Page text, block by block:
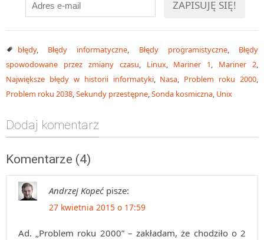
błędy, Błędy informatyczne, Błędy programistyczne, Błędy
spowodowane przez zmiany czasu, Linux, Mariner 1, Mariner 2,
Największe błędy w historii informatyki, Nasa, Problem roku 2000,
Problem roku 2038,Sekundy przestępne,Sonda kosmiczna, Unix
Dodaj komentarz
Komentarze (4)
Andrzej Kopeć pisze:
27 kwietnia 2015 o 17:59
Ad. „Problem roku 2000” – zakładam, że chodziło o 2